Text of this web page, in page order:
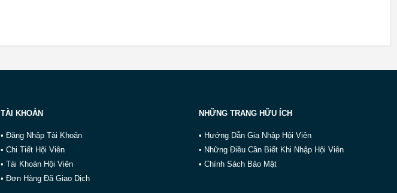
TÀI KHOẢN
• Đăng Nhập Tài Khoản
• Chi Tiết Hội Viên
• Tài Khoản Hội Viên
• Đơn Hàng Đã Giao Dịch
NHỮNG TRANG HỮU ÍCH
• Hướng Dẫn Gia Nhập Hội Viên
• Những Điều Cần Biết Khi Nhập Hội Viên
• Chính Sách Bảo Mật